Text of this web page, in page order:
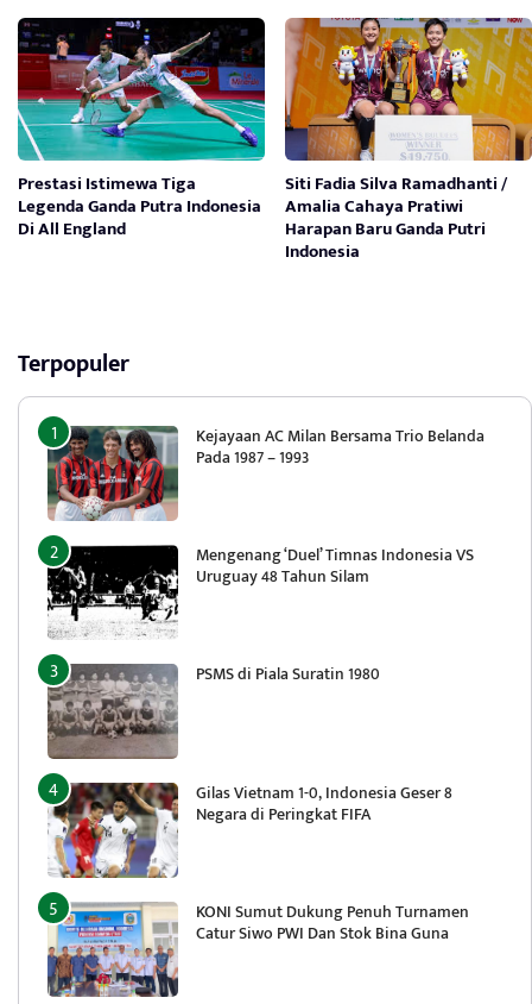
Prestasi Istimewa Tiga
Legenda Ganda Putra Indonesia
Di All England
Siti Fadia Silva Ramadhanti /
Amalia Cahaya Pratiwi
Harapan Baru Ganda Putri
Indonesia
Terpopuler
Kejayaan AC Milan Bersama Trio Belanda
Pada 1987 – 1993
Mengenang ‘Duel’ Timnas Indonesia VS
Uruguay 48 Tahun Silam
PSMS di Piala Suratin 1980
Gilas Vietnam 1-0, Indonesia Geser 8
Negara di Peringkat FIFA
KONI Sumut Dukung Penuh Turnamen
Catur Siwo PWI Dan Stok Bina Guna